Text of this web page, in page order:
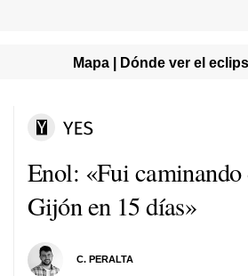
Mapa | Dónde ver el
Enol: «Fui
Gijón en 15 días»
C. PERALTA